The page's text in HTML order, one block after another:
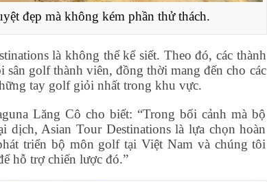
đẹp mà không kém phần thử thách.
là không thể kể siết. Theo đó, các thành
golf thành viên, đồng thời mang đến cho các
tay golf giỏi nhất trong khu vực.
Lăng Cô cho biết: “Trong bối cảnh mà bộ
dịch, Asian Tour Destinations là lựa chọn hoàn
triển bộ môn golf tại Việt Nam và chúng tôi
hỗ trợ chiến lược đó.”